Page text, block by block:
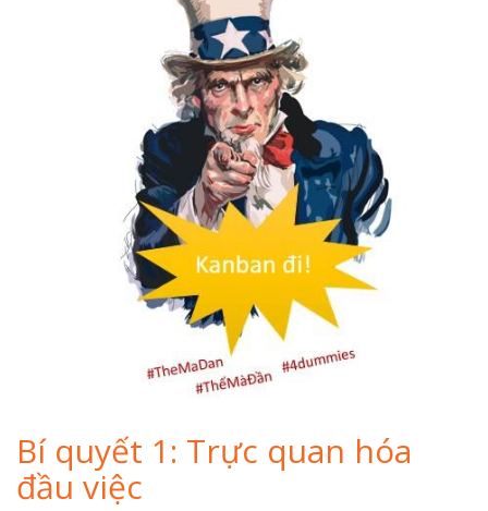
Bí quyết 1: Trực quan hóa
đầu việc